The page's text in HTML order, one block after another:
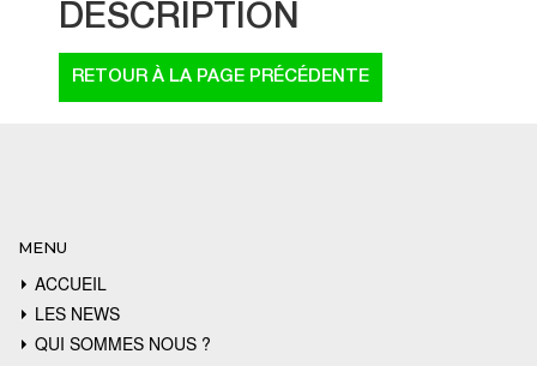
DESCRIPTION
MENU
ACCUEIL
LES NEWS
QUI SOMMES NOUS ?